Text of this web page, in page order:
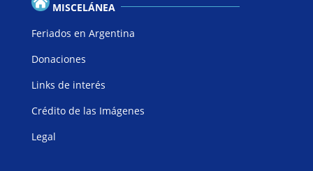
MISCELÁNEA
Feriados en Argentina
Donaciones
Links de interés
Crédito de las Imágenes
Legal